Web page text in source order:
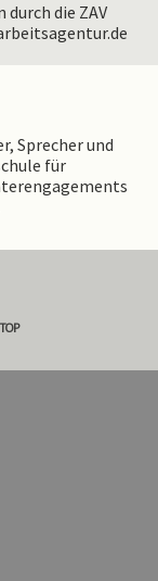
die ZAV
Sprecher und
für